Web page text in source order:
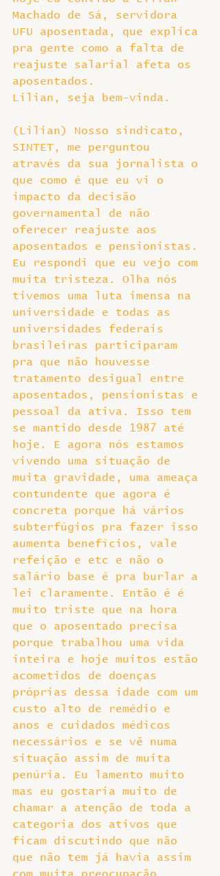
Machado de Sá, servidora
UFU aposentada, que explica
pra gente como a falta de
reajuste salarial afeta os
aposentados.
Lilian, seja bem-vinda.
(Lilian) Nosso sindicato,
SINTET, me perguntou
através da sua jornalista o
que como é que eu vi o
impacto da decisão
governamental de não
oferecer reajuste aos
aposentados e pensionistas.
Eu respondi que eu vejo com
muita tristeza. Olha nós
tivemos uma luta imensa na
universidade e todas as
universidades federais
brasileiras participaram
pra que não houvesse
tratamento desigual entre
aposentados, pensionistas e
pessoal da ativa. Isso tem
se mantido desde 1987 até
hoje. E agora nós estamos
vivendo uma situação de
muita gravidade, uma ameaça
contundente que agora é
concreta porque há vários
subterfúgios pra fazer isso
aumenta benefícios, vale
refeição e etc e não o
salário base é pra burlar a
lei claramente. Então é é
muito triste que na hora
que o aposentado precisa
porque trabalhou uma vida
inteira e hoje muitos estão
acometidos de doenças
próprias dessa idade com um
custo alto de remédio e
anos e cuidados médicos
necessários e se vê numa
situação assim de muita
penúria. Eu lamento muito
mas eu gostaria muito de
chamar a atenção de toda a
categoria dos ativos que
ficam discutindo que não
que não tem já havia assim